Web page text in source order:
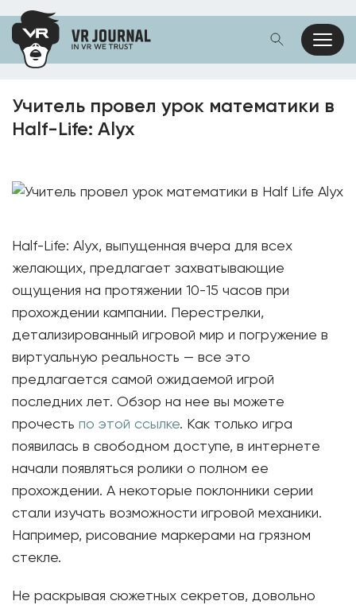
Учитель провел урок математики в
Half-Life: Alyx
Half-Life: Alyx, выпущенная вчера для всех
желающих, предлагает захватывающие
ощущения на протяжении 10-15 часов при
прохождении кампании. Перестрелки,
детализированный игровой мир и погружение в
виртуальную реальность — все это
предлагается самой ожидаемой игрой
последних лет. Обзор на нее вы можете
прочесть по этой ссылке. Как только игра
появилась в свободном доступе, в интернете
начали появляться ролики о полном ее
прохождении. А некоторые поклонники серии
стали изучать возможности игровой механики.
Например, рисование маркерами на грязном
стекле.
Не раскрывая сюжетных секретов, довольно